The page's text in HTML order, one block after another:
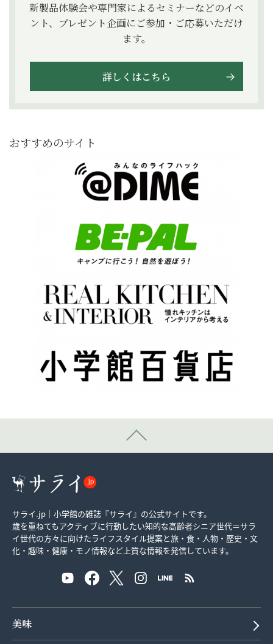
新製品体験会や専門家によるセミナーなどのイベ
ント、プレゼント企画にご参加・ご応募いただけ
ます。
詳しくはこちら
おすすめのサイト
サライ.jp｜小学館の雑誌『サライ』の公式サイトです。
歳を重ねてもアクティブに行動したい知的な高齢者シニア世代＝サラ
イ世代の方々に向けたライフスタイル提案と旅・食・人物・歴史・文
化・趣味・健康・モノ情報など上質な情報を発信しています。
美味